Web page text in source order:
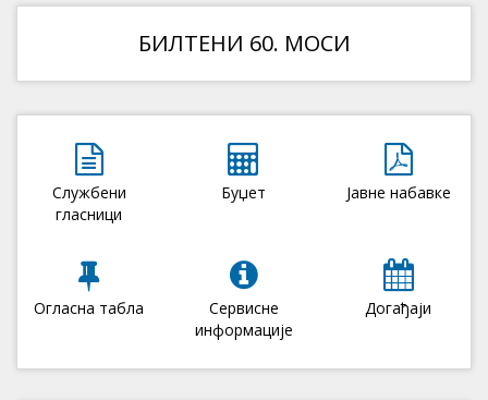
БИЛТЕНИ 60. МОСИ
Службени
гласници
Буџет Јавне набавке
Огласна табла
Сервисне
информације
Догађаји